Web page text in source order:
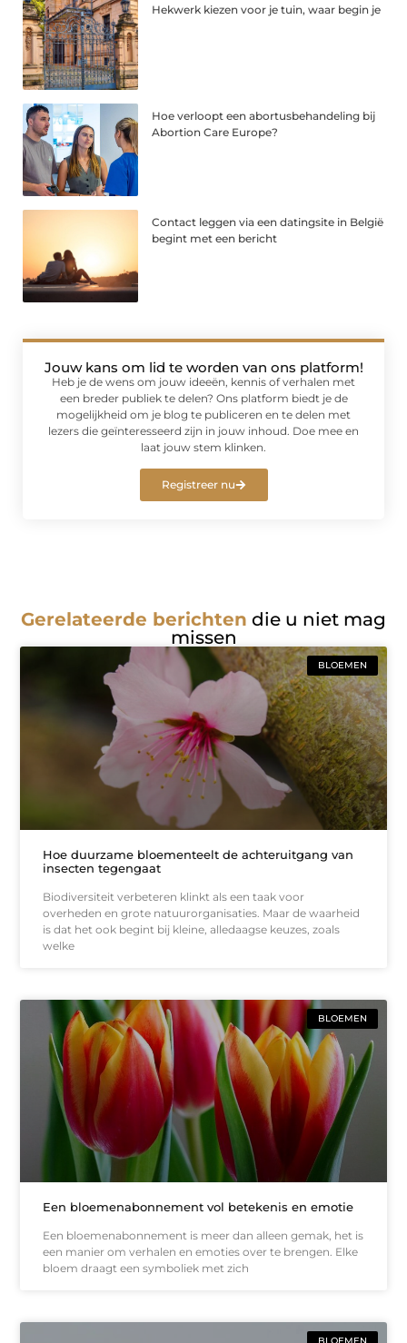
Hekwerk kiezen voor je tuin, waar begin je
Hoe verloopt een abortusbehandeling bij
Abortion Care Europe?
Contact leggen via een datingsite in België
begint met een bericht
Jouw kans om lid te worden van ons platform!
Heb je de wens om jouw ideeën, kennis of verhalen met
een breder publiek te delen? Ons platform biedt je de
mogelijkheid om je blog te publiceren en te delen met
lezers die geïnteresseerd zijn in jouw inhoud. Doe mee en
laat jouw stem klinken.
Registreer nu
Gerelateerde berichten die u niet mag
missen
BLOEMEN
Hoe duurzame bloementeelt de achteruitgang van
insecten tegengaat
Biodiversiteit verbeteren klinkt als een taak voor
overheden en grote natuurorganisaties. Maar de waarheid
is dat het ook begint bij kleine, alledaagse keuzes, zoals
welke
BLOEMEN
Een bloemenabonnement vol betekenis en emotie
Een bloemenabonnement is meer dan alleen gemak, het is
een manier om verhalen en emoties over te brengen. Elke
bloem draagt een symboliek met zich